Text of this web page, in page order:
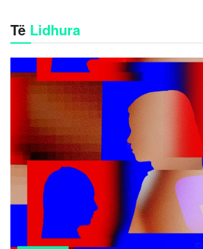
Të Lidhura